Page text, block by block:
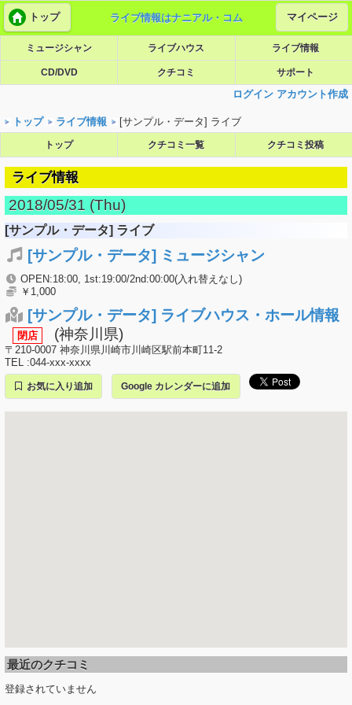
トップ ライブ情報はナニアル・コム マイページ
ミュージシャン ライブハウス ライブ情報
CD/DVD クチコミ サポート
ログイン アカウント作成
トップ ライブ情報 [サンプル・データ] ライブ
トップ クチコミ一覧 クチコミ投稿
ライブ情報
2018/05/31 (Thu)
[サンプル・データ] ライブ
[サンプル・データ] ミュージシャン
OPEN:18:00, 1st:19:00/2nd:00:00(入れ替えなし)
￥1,000
[サンプル・データ] ライブハウス・ホール情報
閉店 (神奈川県)
〒210-0007 神奈川県川崎市川崎区駅前本町11-2
TEL :044-xxx-xxxx
お気に入り追加 Google カレンダーに追加
最近のクチコミ
登録されていません